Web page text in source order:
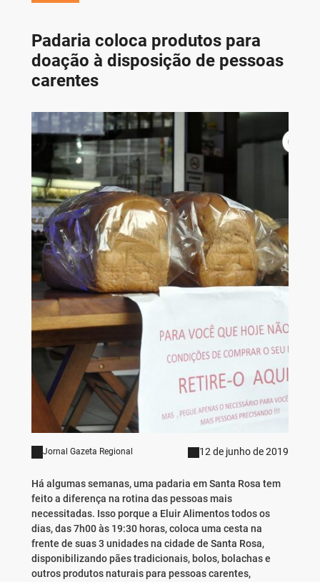
Padaria coloca produtos para
doação à disposição de pessoas
carentes
Jornal Gazeta Regional 12 de junho de 2019
Há algumas semanas, uma padaria em Santa Rosa tem
feito a diferença na rotina das pessoas mais
necessitadas. Isso porque a Eluir Alimentos todos os
dias, das 7h00 às 19:30 horas, coloca uma cesta na
frente de suas 3 unidades na cidade de Santa Rosa,
disponibilizando pães tradicionais, bolos, bolachas e
outros produtos naturais para pessoas carentes,